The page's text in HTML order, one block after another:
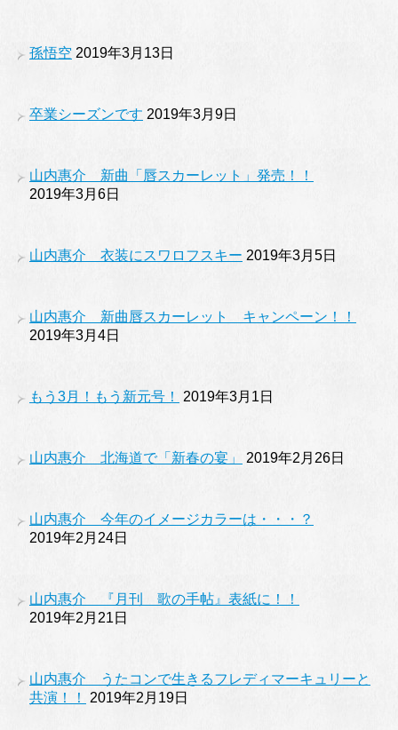
孫悟空 2019年3月13日
卒業シーズンです 2019年3月9日
山内惠介 新曲「唇スカーレット」発売！！
2019年3月6日
山内惠介 衣装にスワロフスキー 2019年3月5日
山内惠介 新曲唇スカーレット キャンペーン！！
2019年3月4日
もう3月！もう新元号！ 2019年3月1日
山内惠介 北海道で「新春の宴」 2019年2月26日
山内惠介 今年のイメージカラーは・・・？
2019年2月24日
山内惠介 『月刊 歌の手帖』表紙に！！
2019年2月21日
山内惠介 うたコンで生きるフレディマーキュリーと
共演！！
2019年2月19日